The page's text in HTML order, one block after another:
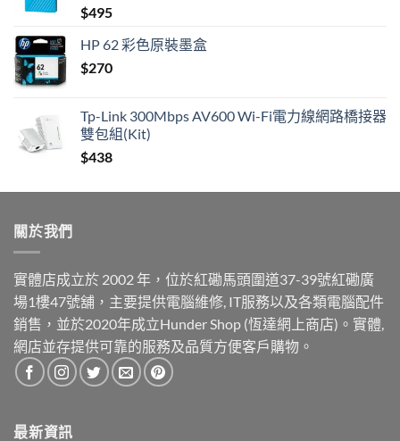
$495
HP 62 彩色原裝墨盒
$270
Tp-Link 300Mbps AV600 Wi-Fi電力線網路橋接器
雙包組(Kit)
$438
關於我們
實體店成立於 2002 年，位於紅磡馬頭圍道37-39號紅磡廣
場1樓47號舖，主要提供電腦維修, IT服務以及各類電腦配件
銷售，並於2020年成立Hunder Shop (恆達網上商店)。實體,
網店並存提供可靠的服務及品質方便客戶購物。
最新資訊